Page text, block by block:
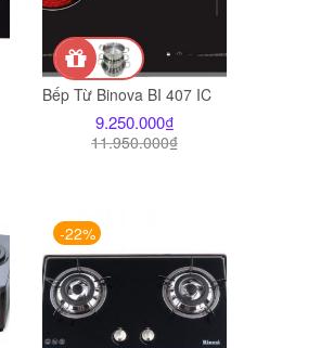
Bếp Từ Binova BI 407 IC
11.950.000₫
9.250.000₫
-22%